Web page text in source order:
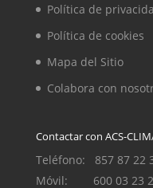
Política de
Política de cookies
Mapa del Sitio
Colabora con
Contactar con ACS-
Teléfono: 857 87 22
Móvil: 600 03 23